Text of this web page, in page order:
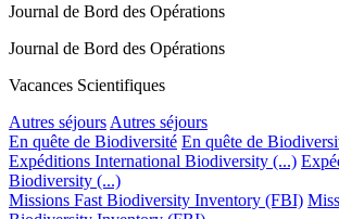
Journal de Bord des Opérations
Journal de Bord des Opérations
Vacances Scientifiques
Autres séjours Autres séjours
En quête de Biodiversité En quête de
Expéditions International Biodiversity (...)
Biodiversity (...)
Missions Fast Biodiversity Inventory (FBI)